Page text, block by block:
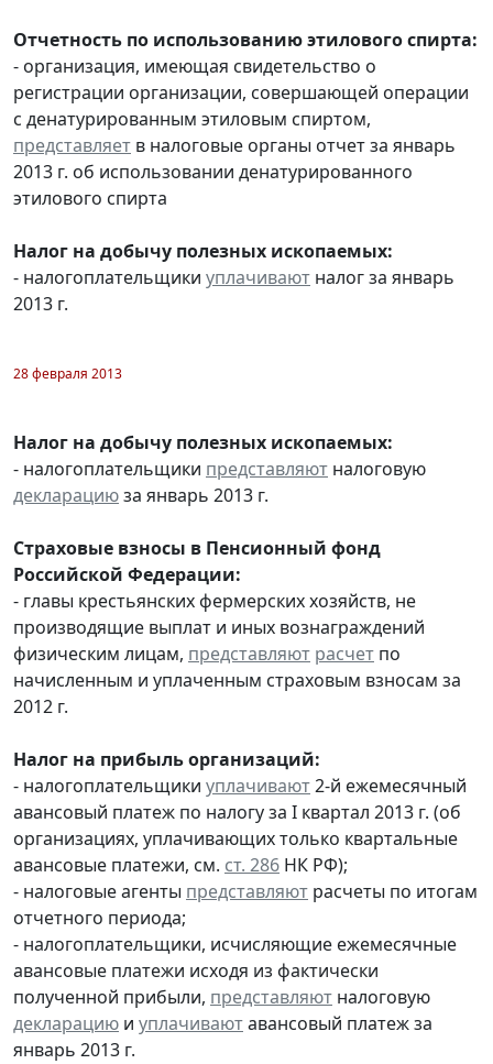
Отчетность по использованию этилового спирта:
- организация, имеющая свидетельство о
регистрации организации, совершающей операции
с денатурированным этиловым спиртом,
представляет в налоговые органы отчет за январь
2013 г. об использовании денатурированного
этилового спирта
Налог на добычу полезных ископаемых:
- налогоплательщики уплачивают налог за январь
2013 г.
28 февраля 2013
Налог на добычу полезных ископаемых:
- налогоплательщики представляют налоговую
декларациюза январь 2013 г.
Страховые взносы в Пенсионный фонд
Российской Федерации:
- главы крестьянских фермерских хозяйств, не
производящие выплат и иных вознаграждений
физическим лицам, представляют расчет по
начисленным и уплаченным страховым взносам за
2012 г.
Налог на прибыль организаций:
- налогоплательщики уплачивают2-й ежемесячный
авансовый платеж по налогу за I квартал 2013 г. (об
организациях, уплачивающих только квартальные
авансовые платежи, см. ст. 286 НК РФ);
- налоговые агенты представляют расчеты по итогам
отчетного периода;
- налогоплательщики, исчисляющие ежемесячные
авансовые платежи исходя из фактически
полученной прибыли, представляют налоговую
декларацию и уплачиваютавансовый платеж за
январь 2013 г.